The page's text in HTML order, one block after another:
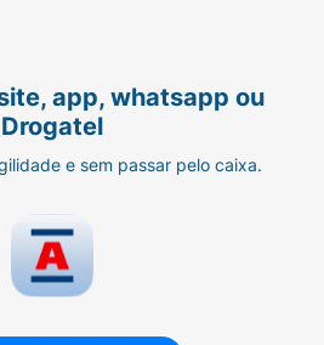
app, whatsapp ou
Drogatel
e sem passar pelo caixa.